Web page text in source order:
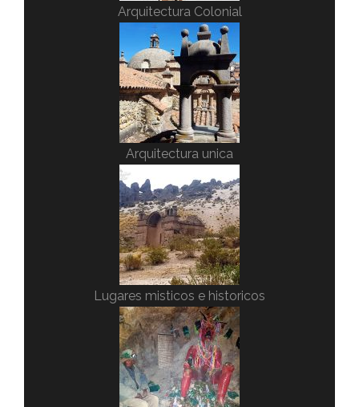
Arquitectura Colonial
Arquitectura unica
Lugares misticos e historicos